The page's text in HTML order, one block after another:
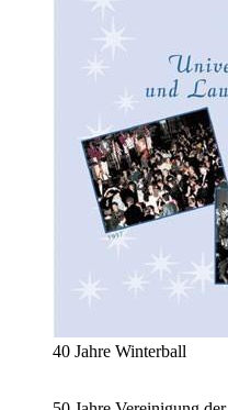
40 Jahre Winterball